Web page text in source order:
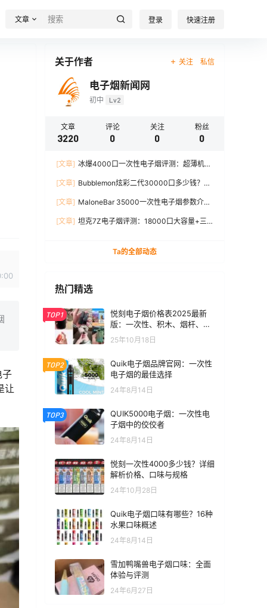
文章 登录 快速注册
子
让
关于作者 关注 私信
电子烟新闻网
初中 Lv2
文章
3220
评论
0
关注
0
粉丝
0
[文章] 冰爆4000口一次性电子烟评测：超薄机
[文章] Bubblemon炫彩二代30000口多少钱？最
[文章] MaloneBar 35000一次性电子烟参数介
[文章] 坦克7Z电子烟评测：18000口大容量+三
Ta的全部动态
热门精选
TOP1
悦刻电子烟价格表2025最新
版：一次性、积木、烟杆、烟
弹全价位汇总
25年10月18日
TOP2
Quik电子烟品牌官网：一次性
电子烟的最佳选择
24年8月14日
TOP3
QUIK5000电子烟：一次性电
子烟中的佼佼者
24年8月14日
悦刻一次性4000多少钱？详细
解析价格、口味与规格
24年10月28日
Quik电子烟口味有哪些？16种
水果口味概述
24年8月14日
雪加鸭嘴兽电子烟口味：全面
体验与评测
24年6月27日